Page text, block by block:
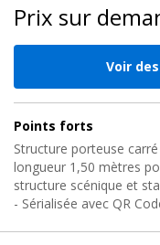
Prix sur
Voir
Points forts
Structure porteuse
longueur 1,50 mètres
structure scénique et
- Sérialisée avec QR